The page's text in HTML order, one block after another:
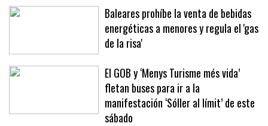
Baleares prohíbe la venta de bebidas
energéticas a menores y regula el 'gas
de la risa'
El GOB y ‘Menys Turisme més vida’
fletan buses para ir a la
manifestación ‘Sóller al límit’ de este
sábado